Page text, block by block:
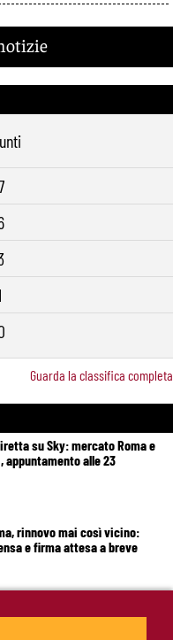
Guarda la classifica completa
su Sky: mercato Roma e
alle 23
rinnovo mai così vicino:
e firma attesa a breve
2026/27, svelato il kit